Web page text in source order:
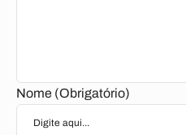
Nome (Obrigatório)